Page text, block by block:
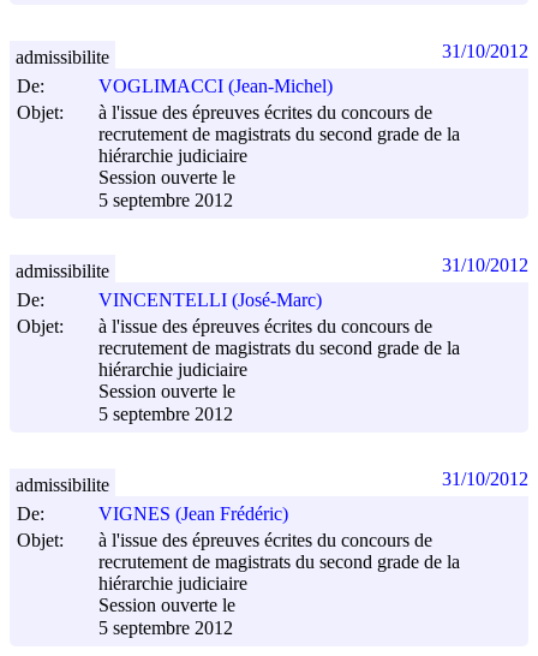
De:
VOGLIMACCI (Jean-Michel)
Objet:
à l'issue des épreuves écrites du concours de
recrutement de magistrats du second grade de la
hiérarchie judiciaire
Session ouverte le
5 septembre 2012
admissibilite 31/10/2012
De:
VINCENTELLI (José-Marc)
Objet:
à l'issue des épreuves écrites du concours de
recrutement de magistrats du second grade de la
hiérarchie judiciaire
Session ouverte le
5 septembre 2012
admissibilite 31/10/2012
De:
VIGNES (Jean Frédéric)
Objet:
à l'issue des épreuves écrites du concours de
recrutement de magistrats du second grade de la
hiérarchie judiciaire
Session ouverte le
5 septembre 2012
admissibilite 31/10/2012